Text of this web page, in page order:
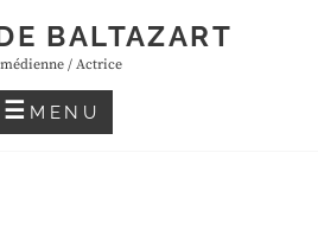
BALTAZART
/ Actrice
MENU